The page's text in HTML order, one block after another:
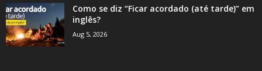
Como se diz “Ficar acordado (até tarde)” em
inglês?
Aug 5, 2026